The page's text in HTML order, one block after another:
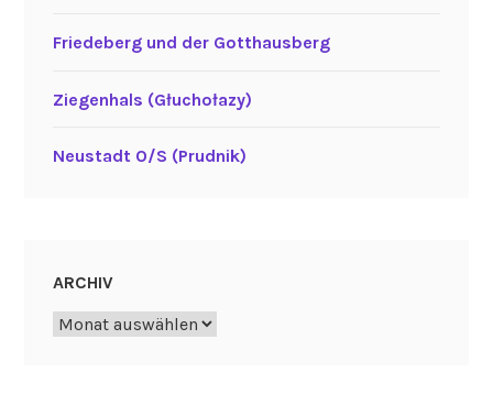
Friedeberg und der Gotthausberg
Ziegenhals (Głuchołazy)
Neustadt O/S (Prudnik)
ARCHIV
Archiv